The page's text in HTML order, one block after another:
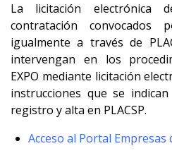
La licitación electrónica
contratación convocados
igualmente a través de
intervengan en los
EXPO mediante licitación
instrucciones que se
registro y alta en PLACSP.
Acceso al Portal Empresas